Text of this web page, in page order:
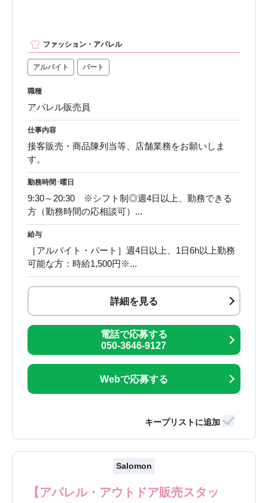
ファッション・アパレル
アルバイト パート
職種
アパレル販売員
仕事内容
接客販売・商品陳列当等、店舗業務をお願いしま
す。
勤務時間･曜日
9:30～20:30 ※シフト制◎週4日以上、勤務できる
方（勤務時間の応相談可）...
給与
［アルバイト・パート］週4日以上、1日6h以上勤務
可能な方：時給1,500円※...
詳細を見る
電話で応募する
050-3646-9127
Webで応募する
Salomon
【アパレル・アウトドア販売スタッ